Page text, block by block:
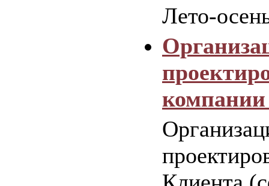
Лето-